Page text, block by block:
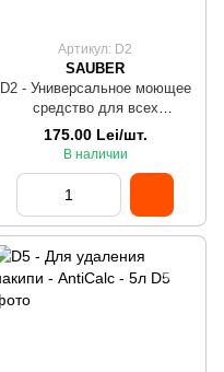
Артикул: D2
SAUBER
D2 - Универсальное моющее
средство для всех
поверхностей - Glass &
Surfaces - 5л
175.00 Lei/шт.
В наличии